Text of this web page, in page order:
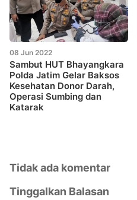
08 Jun 2022
Sambut HUT Bhayangkara
Polda Jatim Gelar Baksos
Kesehatan Donor Darah,
Operasi Sumbing dan
Katarak
Tidak ada komentar
Tinggalkan Balasan